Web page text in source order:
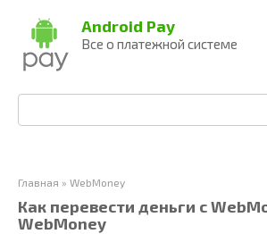
контенту
Android Pay
Все о платежной системе
Главная » WebMoney
Как перевести деньги с
WebMoney